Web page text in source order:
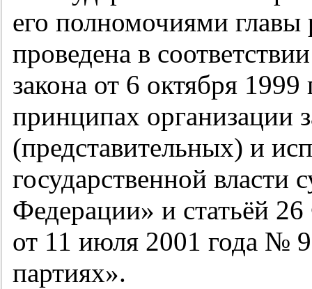
его полномочиями
проведена в
закона от 6 октября
принципах организации
(представительных) и
государственной власти
Федерации» и статьёй
от 11 июля 2001 года №
партиях».